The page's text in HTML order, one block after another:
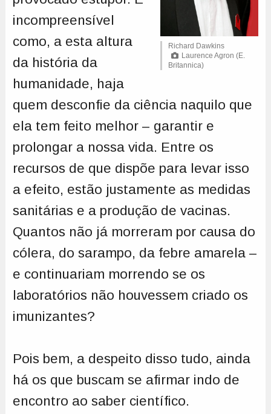
Richard Dawkins
Laurence Agron (E.
Britannica)
incompreensível
como, a esta altura
da história da
humanidade, haja
quem desconfie da ciência naquilo que
ela tem feito melhor – garantir e
prolongar a nossa vida. Entre os
recursos de que dispõe para levar isso
a efeito, estão justamente as medidas
sanitárias e a produção de vacinas.
Quantos não já morreram por causa do
cólera, do sarampo, da febre amarela –
e continuariam morrendo se os
laboratórios não houvessem criado os
imunizantes?
Pois bem, a despeito disso tudo, ainda
há os que buscam se afirmar indo de
encontro ao saber científico.